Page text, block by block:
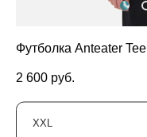
Футболка Anteater Tee
2 600 pуб.
XXL